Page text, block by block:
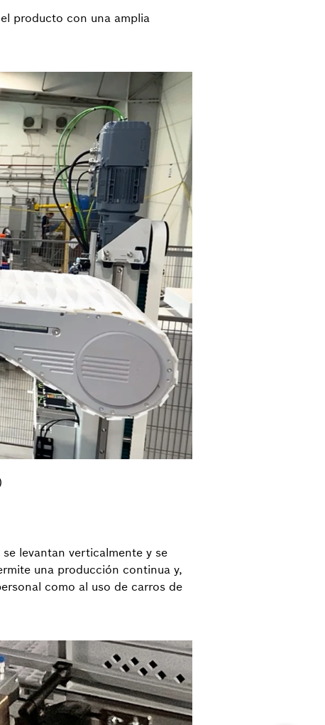
producto con una amplia
levantan verticalmente y se
una producción continua y,
como al uso de carros de